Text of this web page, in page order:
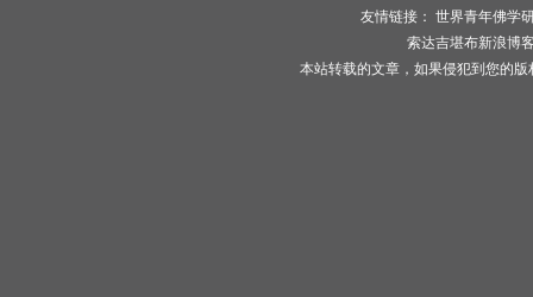
友情链接： 世界青年佛学
索达吉堪布新浪博
本站转载的文章，如果侵犯到您的